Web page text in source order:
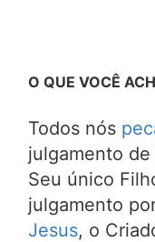
O QUE VOCÊ
Todos nós
julgamento de
Seu único
julgamento
Jesus, o